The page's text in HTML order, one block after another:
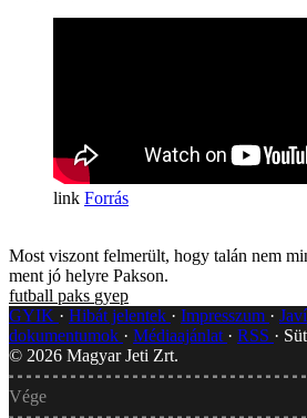
Forrás
Most viszont felmerült, hogy talán nem
ment jó helyre Pakson.
futball paks gyep
GYIK
Hibát jelentek Impresszum
dokumentumok
Médiaajánlat RSS
© 2026 Magyar Jeti Zrt.
Vége